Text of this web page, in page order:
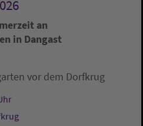
an
in Dangast
vor dem Dorfkrug